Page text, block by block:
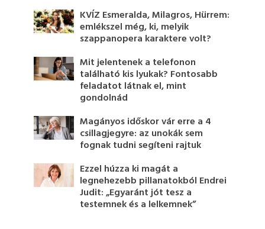
KVÍZ Esmeralda, Milagros, Hürrem:
emlékszel még, ki, melyik
szappanopera karaktere volt?
Mit jelentenek a telefonon
található kis lyukak? Fontosabb
feladatot látnak el, mint
gondolnád
Magányos időskor vár erre a 4
csillagjegyre: az unokák sem
fognak tudni segíteni rajtuk
Ezzel húzza ki magát a
legnehezebb pillanatokból Endrei
Judit: „Egyaránt jót tesz a
testemnek és a lelkemnek”